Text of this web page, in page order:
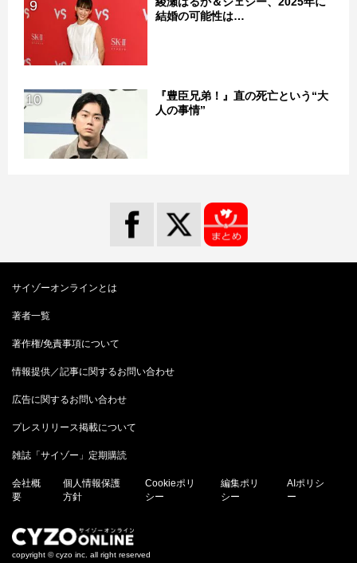
9
結婚の可能性は…
10
『豊臣兄弟！』直の死亡という“大
人の事情”
サイゾーオンラインとは
著者一覧
著作権/免責事項について
情報提供／記事に関するお問い合わせ
広告に関するお問い合わせ
プレスリリース掲載について
雑誌「サイゾー」定期購読
会社概
要
個人情報保護
方針
Cookieポリ
シー
編集ポリ
シー
AIポリシ
ー
copyright © cyzo inc. all right reserved